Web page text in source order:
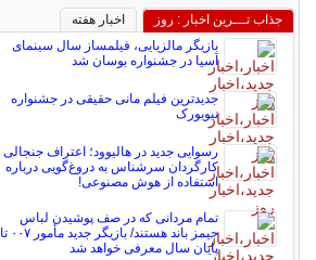
جذاب تـــرین اخبار : روز
اخبار هفته
بازیگر مالزیایی، فیلمساز سال سینمای
آسیا در جشنواره بوسان شد
جدیدترین فیلم مانی حقیقی در جشنواره
نیویورک
رسوایی جدید در هالیوود؛ اعتراف جنجالی
کارگردان سرشناس به دروغ‌گویی درباره
استفاده از هوش مصنوعی!
تمام مردانی که در صف پوشیدن لباس
جیمز باند هستند/ بازیگر جدید مأمور ۰۰۷ تا
پایان سال معرفی خواهد شد